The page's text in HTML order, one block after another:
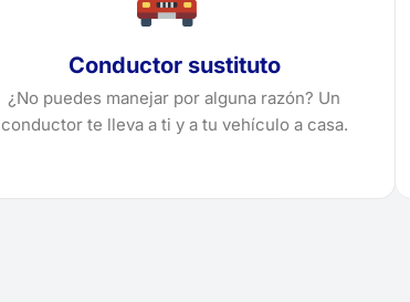
Conductor sustituto
¿No puedes manejar por alguna razón? Un
conductor te lleva a ti y a tu vehículo a casa.